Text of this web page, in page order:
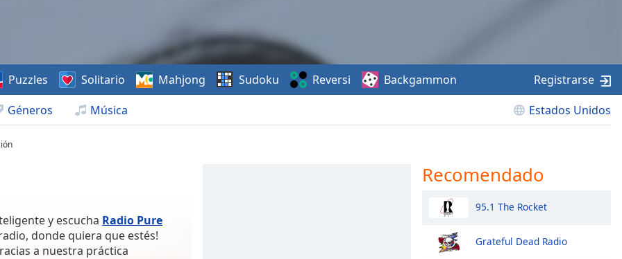
Géneros Música Estados Unidos
Puzzles Solitario Mahjong Sudoku Reversi Backgammon Registrarse
y escucha Radio Pure
donde quiera que estés!
a nuestra práctica
Recomendado
95.1 The Rocket
Grateful Dead Radio